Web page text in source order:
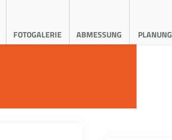
FOTOGALERIE ABMESSUNG PLANUNG